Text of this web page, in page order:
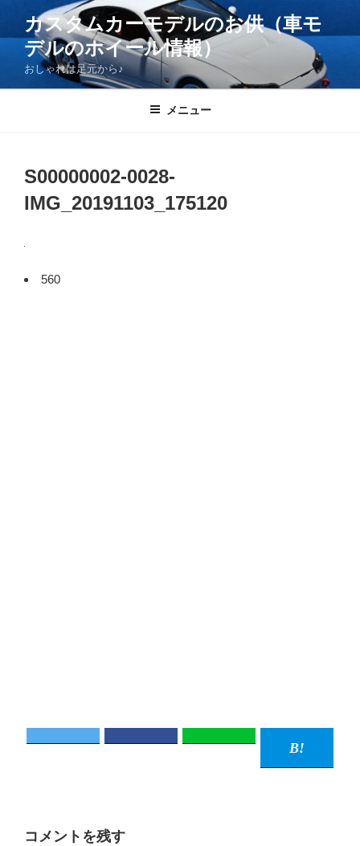
ツ
カスタムカーモデルのお供（車モ
デルのホイール情報）
おしゃれは足元から♪
メニュー
S00000002-0028-
IMG_20191103_175120
560
コメントを残す